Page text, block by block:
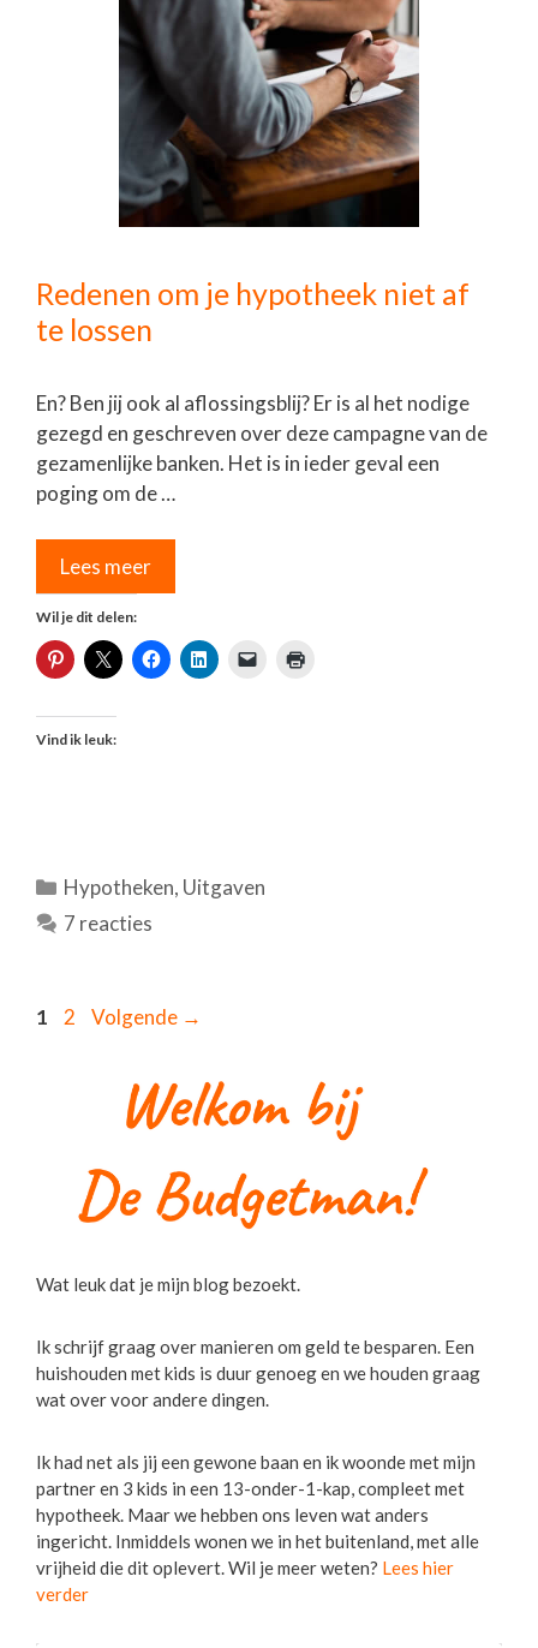
Redenen om je hypotheek niet af
te lossen
En? Ben jij ook al aflossingsblij? Er is al het nodige
gezegd en geschreven over deze campagne van de
gezamenlijke banken. Het is in ieder geval een
poging om de …
Lees meer
Wil je dit delen:
Vind ik leuk:
Categorieën
Hypotheken, Uitgaven
7 reacties
Pagina
1 Pagina
2 Volgende →
Wat leuk dat je mijn blog bezoekt.
Ik schrijf graag over manieren om geld te besparen. Een
huishouden met kids is duur genoeg en we houden graag
wat over voor andere dingen.
Ik had net als jij een gewone baan en ik woonde met mijn
partner en 3 kids in een 13-onder-1-kap, compleet met
hypotheek. Maar we hebben ons leven wat anders
ingericht. Inmiddels wonen we in het buitenland, met alle
vrijheid die dit oplevert. Wil je meer weten? Lees hier
verder